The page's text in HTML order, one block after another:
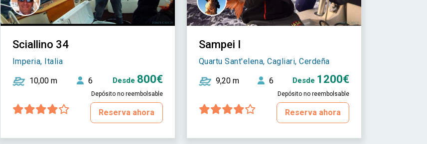
Sciallino 34
Imperia, Italia
10,00 m 6 Desde 800€
Depósito no reembolsable
Reserva ahora
Sampei I
Quartu Sant'elena, Cagliari, Cerdeña
9,20 m 6 Desde 1200€
Depósito no reembolsable
Reserva ahora